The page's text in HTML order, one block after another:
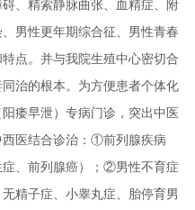
、精索静脉曲张、血精症、附
男性更年期综合征、男性青春
点。并与我院生殖中心密切合
治的根本。为方便患者个体化
痿早泄）专病门诊，突出中医
医结合诊治：①前列腺疾病
症、前列腺癌）；②男性不育症
精子症、小睾丸症、胎停育男